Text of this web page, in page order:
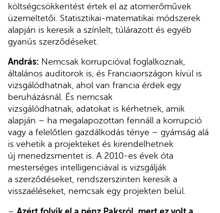
költségcsökkentést értek el az atomerőművek
üzemeltetői. Statisztikai-matematikai módszerek
alapján is keresik a színlelt, túlárazott és egyéb
gyanús szerződéseket.
András: Nemcsak korrupcióval foglalkoznak,
általános auditorok is, és Franciaországon kívül is
vizsgálódhatnak, ahol van francia érdek egy
beruházásnál. És nemcsak
vizsgálódhatnak, adatokat is kérhetnek, amik
alapján – ha megalapozottan fennáll a korrupció
vagy a felelőtlen gazdálkodás ténye – gyámság alá
is vehetik a projekteket és kirendelhetnek
új menedzsmentet is. A 2010-es évek óta
mesterséges intelligenciával is vizsgálják
a szerződéseket, rendszerszinten keresik a
visszaéléseket, nemcsak egy projekten belül.